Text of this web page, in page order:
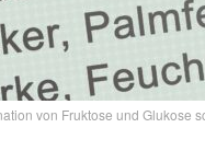
von Fruktose und Glukose